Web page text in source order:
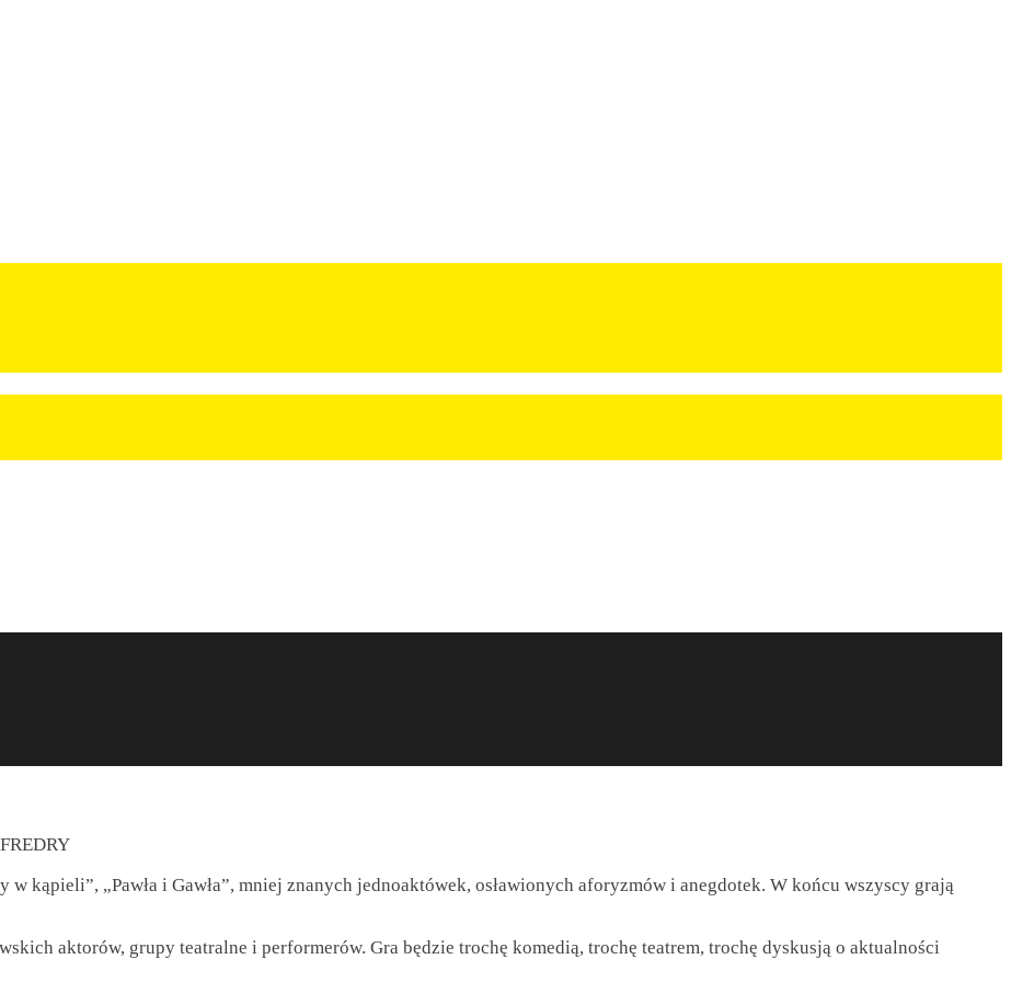
w kąpieli”, „Pawła i Gawła”, mniej znanych jednoaktówek, osławionych aforyzmów i anegdotek. W końcu wszyscy grają
aktorów, grupy teatralne i performerów. Gra będzie trochę komedią, trochę teatrem, trochę dyskusją o aktualności